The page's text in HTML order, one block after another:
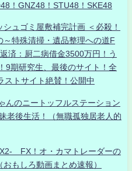
！GNZ48！STU48！SKE48
ュゴミ屋敷補完計画 ＜必殺！
特殊清掃・遺品整理への道F
済：厨二病借金3500万円！う
9期研究生、最後のサイト！全
ストサイト絶賛！公開中
んのニートッフルステーション
老後生活！（無職孤独居老人的
FX！オ・カマトレーダーの
もしろ動画まとめ速報）